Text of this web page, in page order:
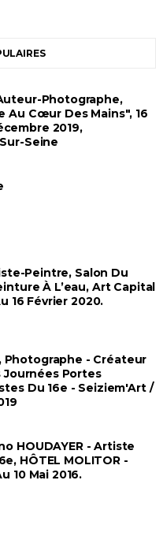
Photographe,
Au Cœur Des Mains", 16
2019,
Seine
Peintre, Salon Du
À L’eau, Art Capital
16 Février 2020.
Photographe - Créateur
Journées Portes
Du 16e - Seiziem'Art /
HOUDAYER - Artiste
HÔTEL MOLITOR -
10 Mai 2016.